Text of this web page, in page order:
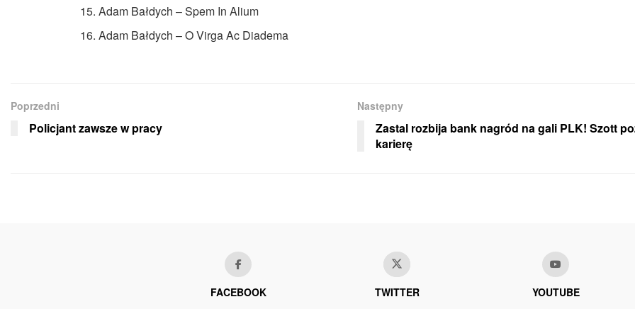
Adam Bałdych – Spem In Alium
Adam Bałdych – O Virga Ac Diadema
Poprzedni
Policjant zawsze w pracy
Następny
Zastal rozbija bank nagród na gali PLK! Szott
karierę
FACEBOOK TWITTER YOUTUBE